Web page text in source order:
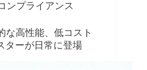
ンプライアンス
な高性能、低コスト
ターが日常に登場